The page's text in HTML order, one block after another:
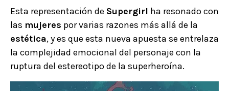
Esta representación de Supergirl ha resonado con
las mujeres por varias razones más allá de la
estética, y es que esta nueva apuesta se entrelaza
la complejidad emocional del personaje con la
ruptura del estereotipo de la superheroína.